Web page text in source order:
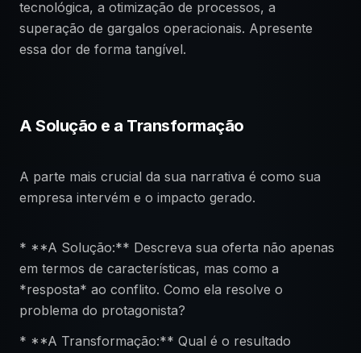
tecnológica, a otimização de processos, a
superação de gargalos operacionais. Apresente
essa dor de forma tangível.
A Solução e a Transformação
A parte mais crucial da sua narrativa é como sua
empresa intervém e o impacto gerado.
* **A Solução:** Descreva sua oferta não apenas
em termos de características, mas como a
*resposta* ao conflito. Como ela resolve o
problema do protagonista?
* **A Transformação:** Qual é o resultado